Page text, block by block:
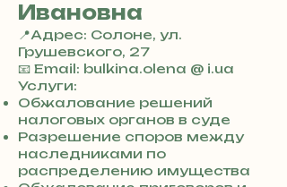
Ивановна
📍Адрес: Солоне, ул.
Грушевского, 27
+
3
8
0
7
3
0
📧 Email: bulkina.olena @ i.ua
Услуги:
Обжалование решений
налоговых органов в суде
Разрешение споров между
наследниками по
распределению имущества